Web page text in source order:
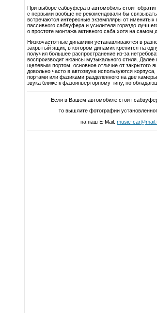
При выборе сабвуфера в автомобиль стоит
с первыми вообще не рекомендовали бы
встречаются интересные экземпляры от именитых
пассивного сабвуфера и усилителя гораздо
о простоте монтажа активного саба хотя на
Низкочастотные динамики устанавливаются в
закрытый ящик, в котором динамик крепится на
получил большее распространение из-за
воспроизводит нюансы музыкального стиля.
щелевым портом, основное отличие от закрытого
довольно часто в автозвуке используются
портами или фазиками разделенного на две
звука ближе к фазоинверторному типу, но
Если в Вашем автомобиле стоит
то вышлите фотографии
на наш E-Mail: music-